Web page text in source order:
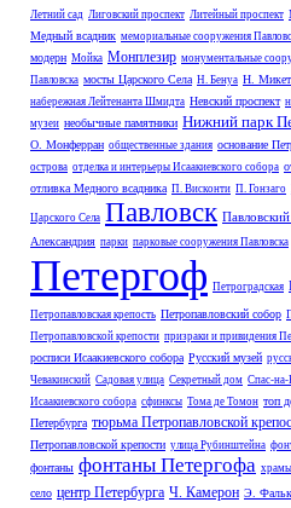
Летний сад Лиговский проспект Литейный проспект
Медный всадник мемориальные сооружения
модерн Мойка Монплезир монументальные
Павловска мосты Царского Села Н. Бенуа Н.
набережная Лейтенанта Шмидта Невский проспект
музеи необычные памятники Нижний парк
О. Монферран общественные здания основание
острова отделка и интерьеры Исаакиевского собора
отливка Медного всадника П. Висконти П. Гонзаго
Царского Села Павловск
Александрия парки парковые сооружения Павловска
Петергоф Петроградская
Петропавловская крепость Петропавловский собор
Петропавловской крепости призраки и привидения
росписи Исаакиевского собора Русский музей
Чевакинский Садовая улица Секретный дом Спас-
Исаакиевского собора сфинксы Тома де Томон топ
Петербурга тюрьма Петропавловской
Петропавловской крепости улица Рубинштейна
фонтаны фонтаны Петергофа
село центр Петербурга Ч. Камерон Э.